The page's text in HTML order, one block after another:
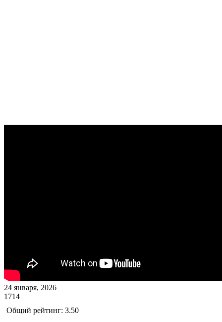
24 января, 2026
1714
Общий рейтинг: 3.50